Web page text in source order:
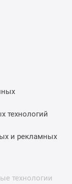
технологий
и рекламных
технологии